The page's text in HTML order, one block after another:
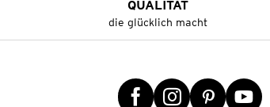
QUALITÄT
die glücklich macht